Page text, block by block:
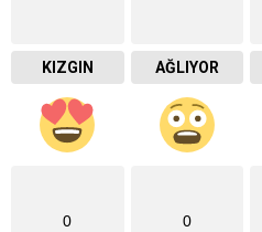
KIZGIN AĞLIYOR
0 0